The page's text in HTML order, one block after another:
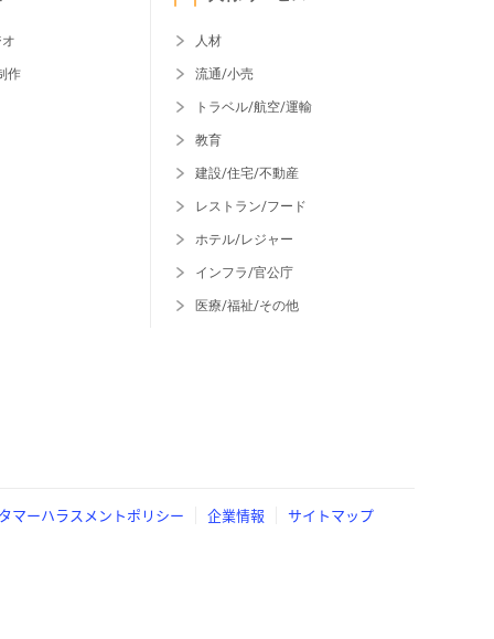
作
人材
流通/小売
トラベル/航空/運輸
教育
建設/住宅/不動産
レストラン/フード
ホテル/レジャー
インフラ/官公庁
医療/福祉/その他
マーハラスメントポリシー 企業情報 サイトマップ